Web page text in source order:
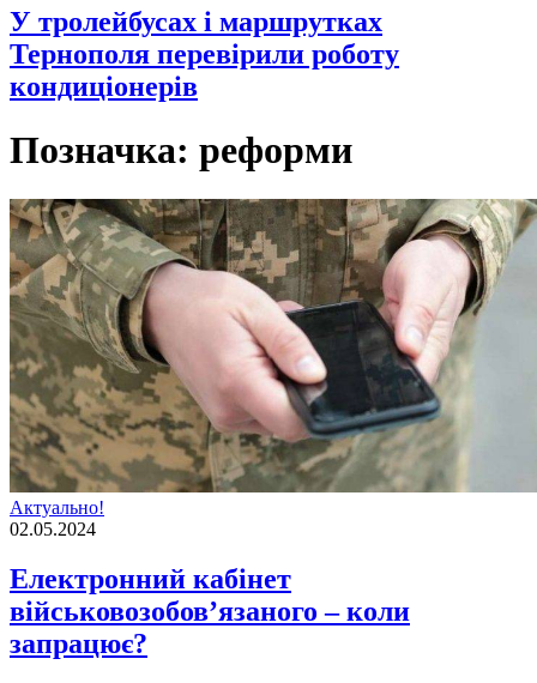
У тролейбусах і маршрутках
Тернополя перевірили роботу
кондиціонерів
Позначка: реформи
Актуально!
02.05.2024
Електронний кабінет
військовозобов’язаного – коли
запрацює?